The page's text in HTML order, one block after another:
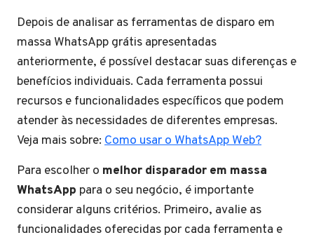
Depois de analisar as ferramentas de disparo em
massa WhatsApp grátis apresentadas
anteriormente, é possível destacar suas diferenças e
benefícios individuais. Cada ferramenta possui
recursos e funcionalidades específicos que podem
atender às necessidades de diferentes empresas.
Veja mais sobre: Como usar o WhatsApp Web?
Para escolher o melhor disparador em massa
WhatsApp para o seu negócio, é importante
considerar alguns critérios. Primeiro, avalie as
funcionalidades oferecidas por cada ferramenta e